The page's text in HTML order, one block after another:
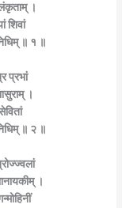
।
शिवां
॥ १ ॥
प्रभां
।
॥ २ ॥
।